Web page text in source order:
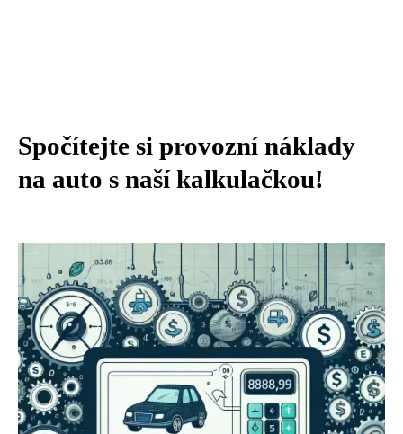
Spočítejte si provozní náklady
na auto s naší kalkulačkou!